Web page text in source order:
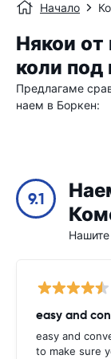
Начало
Някои от
коли под
Предлагаме
наем в Боркен:
9.1
Нашите
easy and
easy and
to make sure